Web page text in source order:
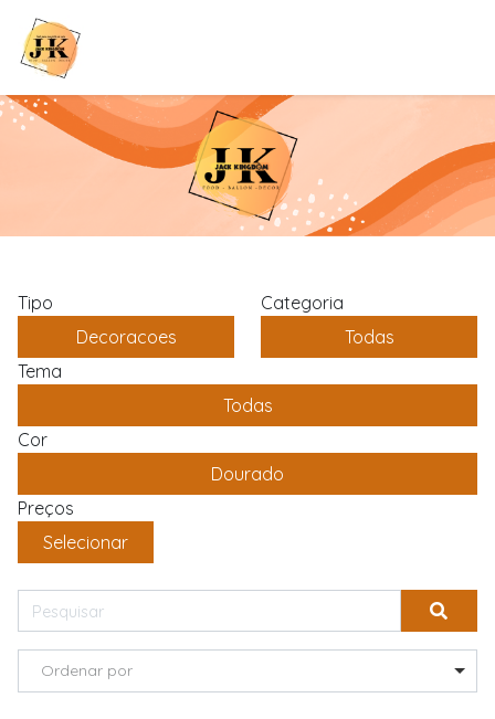
Tipo
Decoracoes
Categoria
Todas
Tema
Todas
Cor
Dourado
Preços
Selecionar
Ordenar por